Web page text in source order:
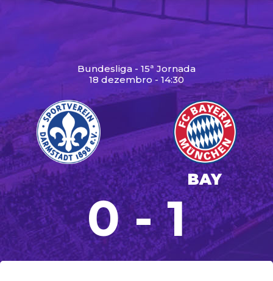
Bundesliga - 15ª Jornada
18 dezembro - 14:30
BAY
0 - 1